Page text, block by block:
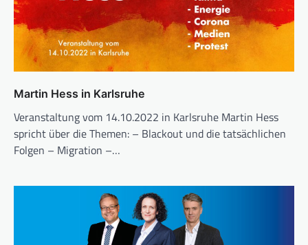
Martin Hess in Karlsruhe
Veranstaltung vom 14.10.2022 in Karlsruhe Martin Hess
spricht über die Themen: – Blackout und die tatsächlichen
Folgen – Migration –…